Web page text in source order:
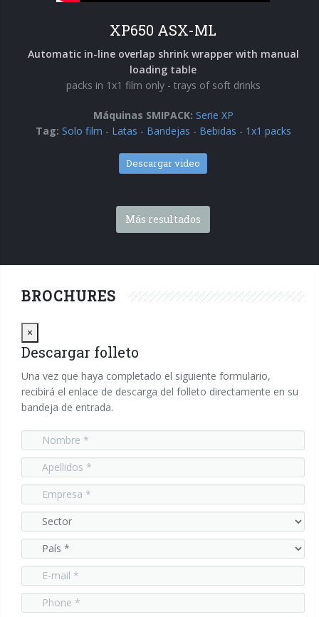
XP650 ASX-ML
Automatic in-line overlap shrink wrapper with manual
loading table
packs in 1x1 film only - trays of soft drinks
Máquinas SMIPACK: Serie XP
Tag: Solo film - Latas - Bandejas - Bebidas - 1x1 packs
Descargar video
Más resultados
BROCHURES
×
Descargar folleto
Una vez que haya completado el siguiente formulario,
recibirá el enlace de descarga del folleto directamente en su
bandeja de entrada.